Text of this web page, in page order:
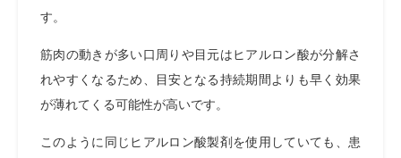
す。
筋肉の動きが多い口周りや目元はヒアルロン酸が分解さ
れやすくなるため、目安となる持続期間よりも早く効果
が薄れてくる可能性が高いです。
このように同じヒアルロン酸製剤を使用していても、患